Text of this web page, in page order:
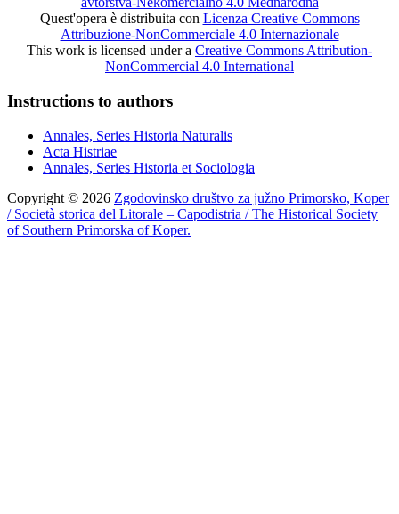
Quest'opera è distribuita con Licenza Creative Commons
Attribuzione-NonCommerciale 4.0 Internazionale
This work is licensed under a Creative Commons Attribution-
NonCommercial 4.0 International
Instructions to authors
Annales, Series Historia Naturalis
Acta Histriae
Annales, Series Historia et Sociologia
Copyright © 2026 Zgodovinsko društvo za južno Primorsko, Koper
/ Società storica del Litorale – Capodistria / The Historical Society
of Southern Primorska of Koper.